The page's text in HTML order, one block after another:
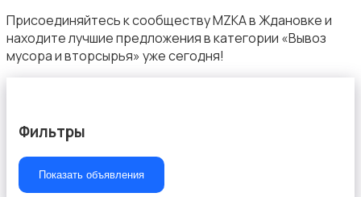
Присоединяйтесь к сообществу MZKA в Ждановке и
находите лучшие предложения в категории «Вывоз
мусора и вторсырья» уже сегодня!
Фильтры
Показать объявления